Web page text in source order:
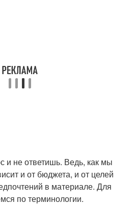
и не ответишь. Ведь, как мы
и от бюджета, и от целей
в материале. Для
по терминологии.